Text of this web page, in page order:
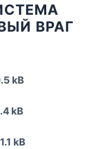
ВРАГ
kB
kB
kB